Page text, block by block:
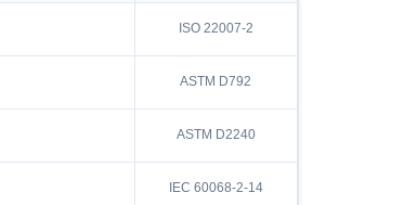
ISO 22007-2
ASTM D792
ASTM D2240
IEC 60068-2-14